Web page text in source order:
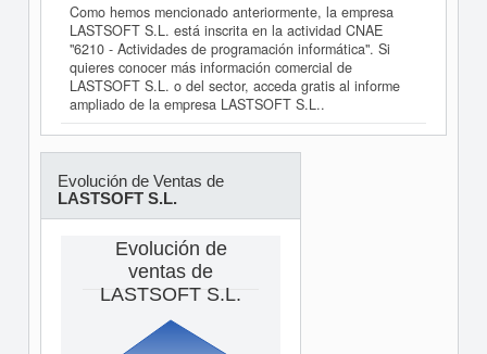
Como hemos mencionado anteriormente, la empresa
LASTSOFT S.L. está inscrita en la actividad CNAE
"6210 - Actividades de programación informática". Si
quieres conocer más información comercial de
LASTSOFT S.L. o del sector, acceda gratis al informe
ampliado de la empresa LASTSOFT S.L..
Evolución de Ventas de
LASTSOFT S.L.
Evolución de
ventas de
LASTSOFT S.L.